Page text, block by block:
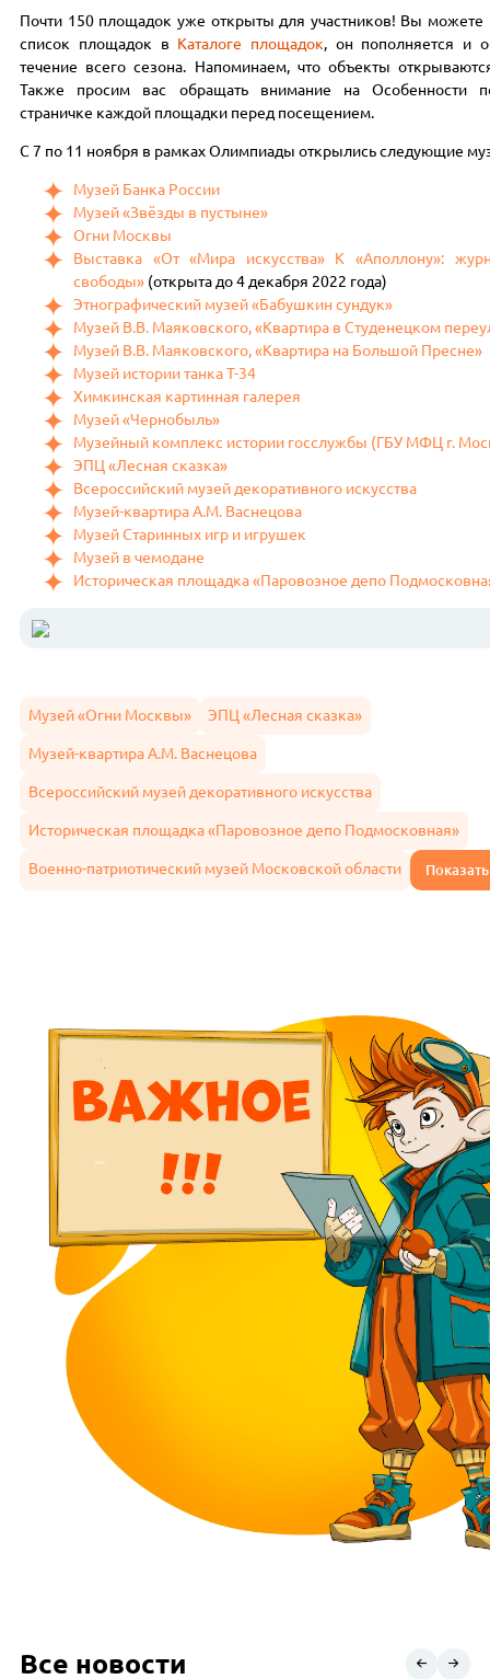
Почти 150 площадок уже открыты для участников! Вы можете
список площадок в Каталоге площадок, он пополняется и
течение всего сезона. Напоминаем, что объекты
Также просим вас обращать внимание на Особенности
страничке каждой площадки перед посещением.
С 7 по 11 ноября в рамках Олимпиады открылись следующие
Музей Банка России
Музей «Звёзды в пустыне»
Огни Москвы
Выставка «От «Мира искусства» К «Аполлону»:
свободы» (открыта до 4 декабря 2022 года)
Этнографический музей «Бабушкин сундук»
Музей В.В. Маяковского, «Квартира в Студенецком
Музей В.В. Маяковского, «Квартира на Большой Пресне»
Музей истории танка Т-34
Химкинская картинная галерея
Музей «Чернобыль»
Музейный комплекс истории госслужбы (ГБУ МФЦ г.
ЭПЦ «Лесная сказка»
Всероссийский музей декоративного искусства
Музей-квартира А.М. Васнецова
Музей Старинных игр и игрушек
Музей в чемодане
Историческая площадка «Паровозное депо
Музей «Огни Москвы» ЭПЦ «Лесная сказка»
Музей-квартира А.М. Васнецова
Всероссийский музей декоративного искусства
Историческая площадка «Паровозное депо Подмосковная»
Военно-патриотический музей Московской области
Все новости